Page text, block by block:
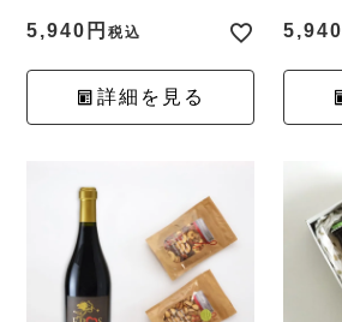
5,940 税込
詳細を見る
5,940